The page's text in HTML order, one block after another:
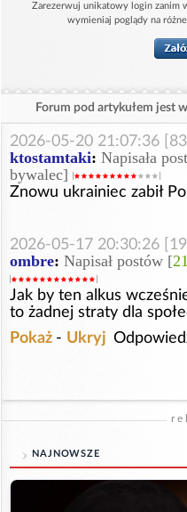
Zarezerwuj unikatowy login zanim
wymieniaj poglądy na
Forum pod artykułem jest
2026-05-20 21:07:36
ktostamtaki: Napisała
bywalec]
Znowu ukrainiec zabił
2026-05-17 20:30:26
ombre: Napisał postów [
Jak by ten alkus
to żadnej straty dla
Pokaż - Ukryj
NAJNOWSZE